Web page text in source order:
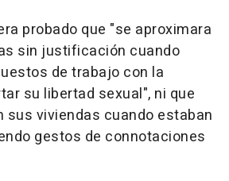
probado que "se aproximara
sin justificación cuando
de trabajo con la
su libertad sexual", ni que
sus viviendas cuando estaban
gestos de connotaciones